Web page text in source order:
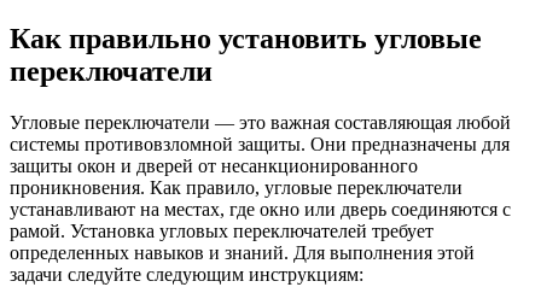
Как правильно установить угловые
переключатели
Угловые переключатели — это важная составляющая любой
системы противовзломной защиты. Они предназначены для
защиты окон и дверей от несанкционированного
проникновения. Как правило, угловые переключатели
устанавливают на местах, где окно или дверь соединяются с
рамой. Установка угловых переключателей требует
определенных навыков и знаний. Для выполнения этой
задачи следуйте следующим инструкциям: